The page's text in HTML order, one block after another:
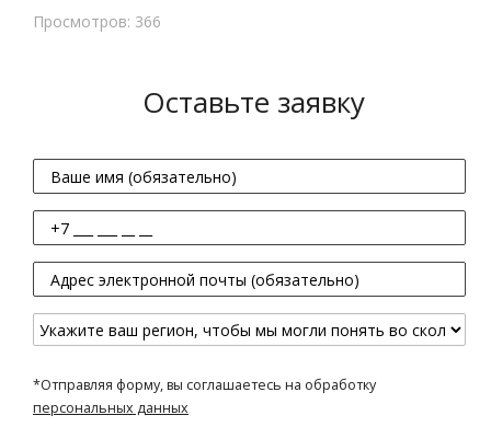
Просмотров: 366
Оставьте заявку
*Отправляя форму, вы соглашаетесь на обработку
персональных данных